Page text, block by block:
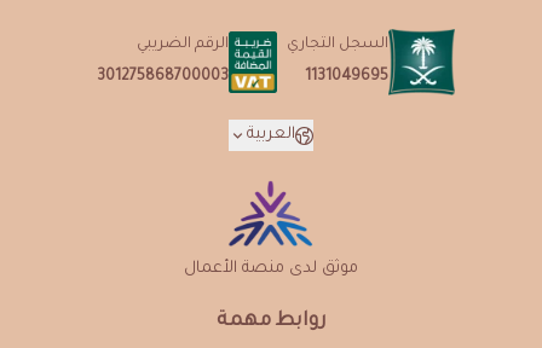
روابط مهمة
السجل التجاري
1131049695
الرقم الضريبي
301275868700003
العربية
موثق لدى منصة الأعمال